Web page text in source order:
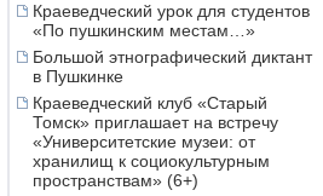
Краеведческий урок для студентов
«По пушкинским местам…»
Большой этнографический диктант
в Пушкинке
Краеведческий клуб «Старый
Томск» приглашает на встречу
«Университетские музеи: от
хранилищ к социокультурным
пространствам» (6+)